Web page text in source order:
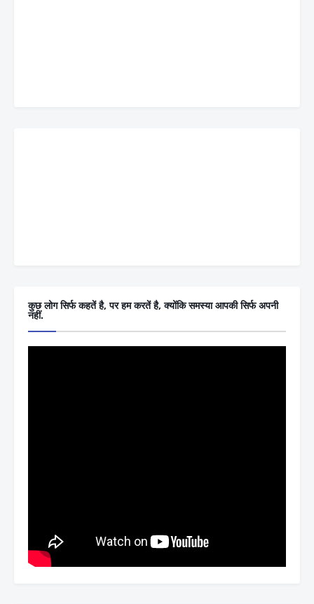
कुछ लोग सिर्फ कहतें है, पर हम करतें है, क्योंकि समस्या आपकी सिर्फ अपनी
नहीं.